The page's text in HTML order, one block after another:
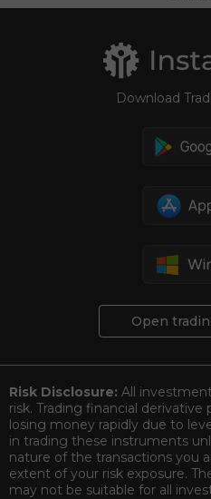
Download
Open
Risk Disclosure: All
risk. Trading financial
losing money rapidly due to
in trading these instruments
nature of the transactions you
extent of your risk exposure.
may not be suitable for all